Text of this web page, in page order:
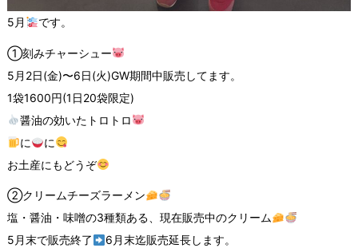
5月 です。
①刻みチャーシュー
5月2日(金)〜6日(火)GW期間中販売してます。
1袋1600円(1日20袋限定)
醤油の効いたトロトロ
に
に
お土産にもどうぞ
②クリームチーズラーメン
塩・醤油・味噌の3種類ある、現在販売中のクリーム
5月末で販売終了
6月末迄販売延長します。